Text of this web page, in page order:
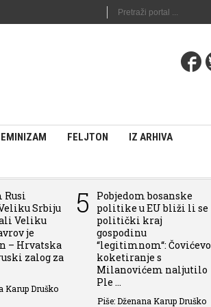
FELJTON IZ ARHIVA
Rusi
Srbiju
Veliku
je
– Hrvatska
zalog za
Karup Druško
5
Pobjedom bosanske
politike u EU bliži li se
politički kraj
gospodinu
“legitimnom“: Čovićevo
koketiranje s
Milanovićem naljutilo
Ple ...
Piše: Dženana Karup Druško